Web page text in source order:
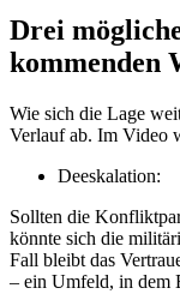
Drei
kommenden
Wie sich die Lage
Verlauf ab. Im Video
Deeskalation:
Sollten die
könnte sich die
Fall bleibt das
– ein Umfeld, in dem